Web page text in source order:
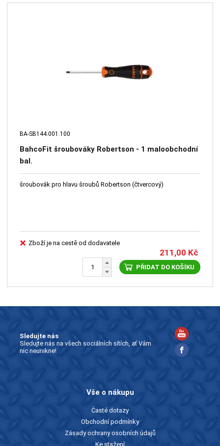
BA-SB144.001.100
BahcoFit šroubováky Robertson - 1 maloobchodní
bal.
šroubovák pro hlavu šroubů Robertson (čtvercový)
Zboží je na cestě od dodavatele
211,00 Kč
PŘIDAT DO KOŠÍKU
Sledujte nás
Sledujte nás na všech sociálních sítích, ať Vám
nic neunikne!
Vše o nákupu
Časté dotazy
Obchodní podmínky
Zásady ochrany osobních údajů
Ke stažení